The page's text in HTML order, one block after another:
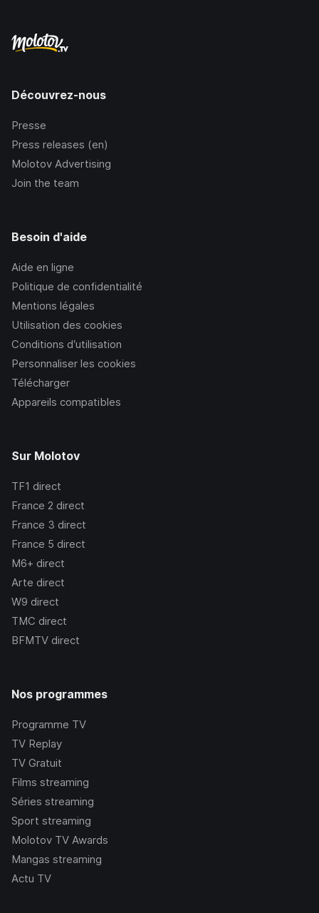
Découvrez-nous
Presse
Press releases (en)
Molotov Advertising
Join the team
Besoin d'aide
Aide en ligne
Politique de confidentialité
Mentions légales
Utilisation des cookies
Conditions d’utilisation
Personnaliser les cookies
Télécharger
Appareils compatibles
Sur Molotov
TF1 direct
France 2 direct
France 3 direct
France 5 direct
M6+ direct
Arte direct
W9 direct
TMC direct
BFMTV direct
Nos programmes
Programme TV
TV Replay
TV Gratuit
Films streaming
Séries streaming
Sport streaming
Molotov TV Awards
Mangas streaming
Actu TV